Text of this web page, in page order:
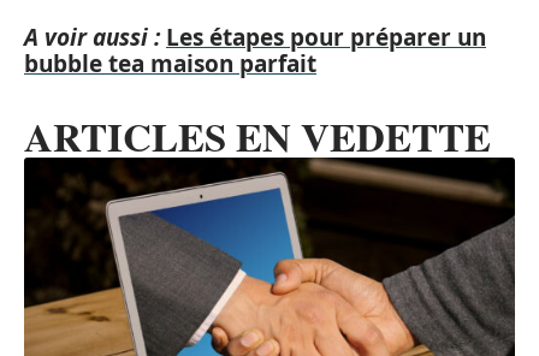
A voir aussi : Les étapes pour préparer un
bubble tea maison parfait
ARTICLES EN VEDETTE